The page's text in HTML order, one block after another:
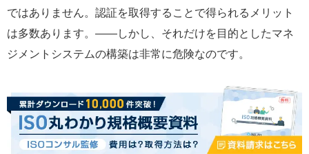
ではありません。認証を取得することで得られるメリット
は多数あります。――しかし、それだけを目的としたマネ
ジメントシステムの構築は非常に危険なのです。